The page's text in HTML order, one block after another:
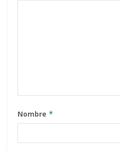
Nombre *